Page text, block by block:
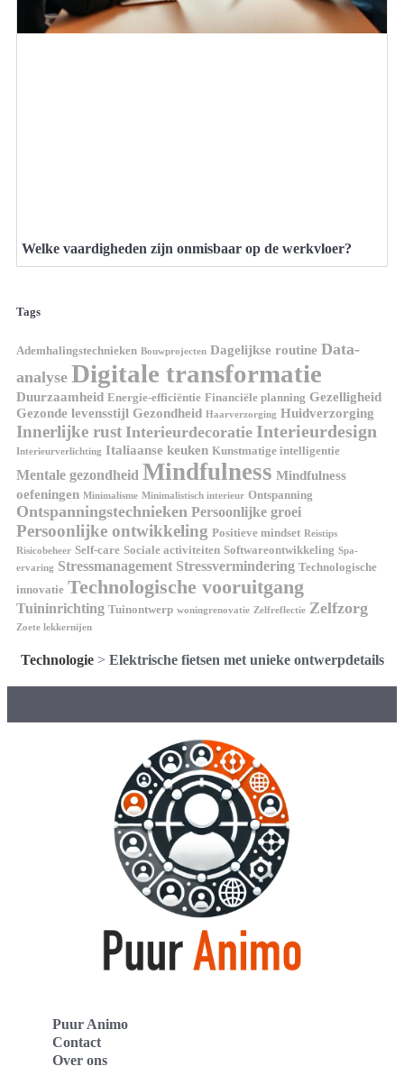
Welke vaardigheden zijn onmisbaar op de werkvloer?
Tags
Ademhalingstechnieken Bouwprojecten Dagelijkse routine Data-
analyse Digitale transformatie
Duurzaamheid Energie-efficiëntie Financiële planning Gezelligheid
Gezonde levensstijl Gezondheid Haarverzorging Huidverzorging
Innerlijke rust Interieurdecoratie Interieurdesign
Interieurverlichting Italiaanse keuken Kunstmatige intelligentie
Mentale gezondheid Mindfulness Mindfulness
oefeningen Minimalisme Minimalistisch interieur Ontspanning
Ontspanningstechnieken Persoonlijke groei
Persoonlijke ontwikkeling Positieve mindset Reistips
Risicobeheer Self-care Sociale activiteiten Softwareontwikkeling Spa-
ervaring Stressmanagement Stressvermindering Technologische
innovatie Technologische vooruitgang
Tuininrichting Tuinontwerp woningrenovatie Zelfreflectie Zelfzorg
Zoete lekkernijen
Technologie> Elektrische fietsen met unieke ontwerpdetails
Puur Animo
Contact
Over ons